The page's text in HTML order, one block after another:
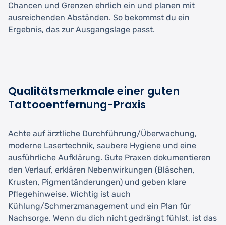
Chancen und Grenzen ehrlich ein und planen mit
ausreichenden Abständen. So bekommst du ein
Ergebnis, das zur Ausgangslage passt.
Qualitätsmerkmale einer guten
Tattooentfernung-Praxis
Achte auf ärztliche Durchführung/Überwachung,
moderne Lasertechnik, saubere Hygiene und eine
ausführliche Aufklärung. Gute Praxen dokumentieren
den Verlauf, erklären Nebenwirkungen (Bläschen,
Krusten, Pigmentänderungen) und geben klare
Pflegehinweise. Wichtig ist auch
Kühlung/Schmerzmanagement und ein Plan für
Nachsorge. Wenn du dich nicht gedrängt fühlst, ist das